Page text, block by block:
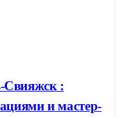
Свияжск :
и мастер-